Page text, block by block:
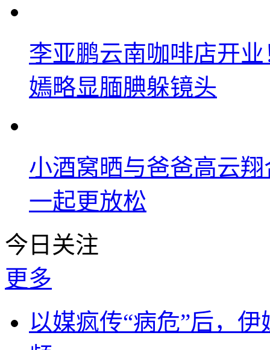
李亚鹏云南咖啡店开
嫣略显腼腆躲镜头
小酒窝晒与爸爸高云
一起更放松
今日关注
更多
以媒疯传“病危”后，